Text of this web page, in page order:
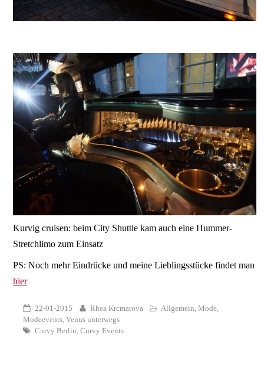
Kurvig cruisen: beim City Shuttle kam auch eine Hummer-
Stretchlimo zum Einsatz
PS: Noch mehr Eindrücke und meine Lieblingsstücke findet man
hier
22-01-2015 Rhea Krcmarova Allgemein ,Mode
Modeevents ,Venus unterwegs
Curvy Berlin Curvy Events